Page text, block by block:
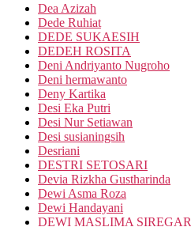
Dea Azizah
Dede Ruhiat
DEDE SUKAESIH
DEDEH ROSITA
Deni Andriyanto Nugroho
Deni hermawanto
Deny Kartika
Desi Eka Putri
Desi Nur Setiawan
Desi susianingsih
Desriani
DESTRI SETOSARI
Devia Rizkha Gustharinda
Dewi Asma Roza
Dewi Handayani
DEWI MASLIMA SIREGAR